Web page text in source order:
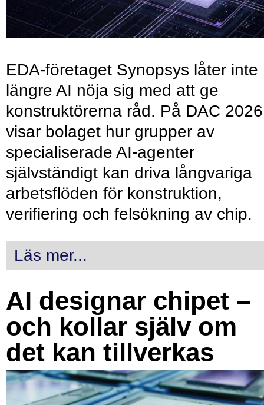
EDA-företaget Synopsys låter inte
längre AI nöja sig med att ge
konstruktörerna råd. På DAC 2026
visar bolaget hur grupper av
specialiserade AI-agenter
självständigt kan driva långvariga
arbetsflöden för konstruktion,
verifiering och felsökning av chip.
Läs mer...
AI designar chipet –
och kollar själv om
det kan tillverkas